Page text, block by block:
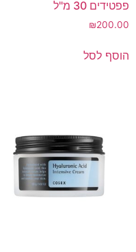
פפטידים 30 מ"ל
₪200.00
הוסף לסל